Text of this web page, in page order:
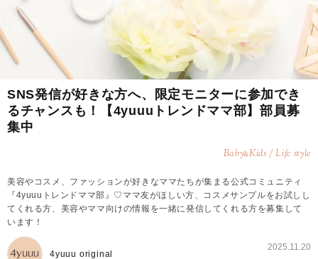
SNS発信が好きな方へ、限定モニターに参加でき
るチャンスも！【4yuuuトレンドママ部】部員募
集中
Baby&Kids / Life style
美容やコスメ、ファッションが好きなママたちが集まる公式コミュニティ
『4yuuuトレンドママ部』♡ママ友がほしい方、コスメサンプルをお試しし
てくれる方、美容やママ向けの情報を一緒に発信してくれる方を募集して
います！
4yuuu original
2025.11.20